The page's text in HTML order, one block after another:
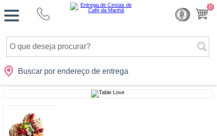
0
Buscar por endereço de entrega
Cidades Presentes Datas Shopping
Monte
sua
Cesta